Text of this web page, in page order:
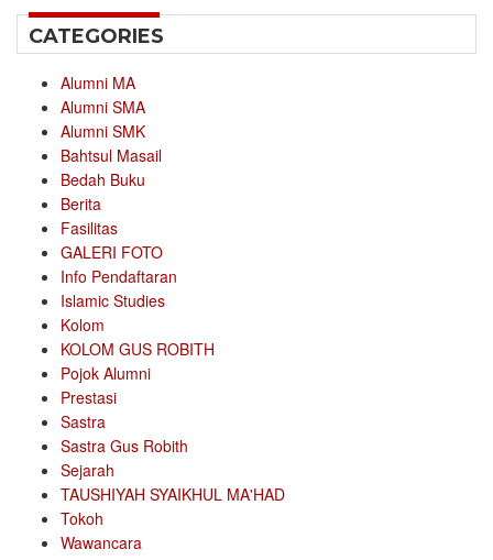
CATEGORIES
Alumni MA
Alumni SMA
Alumni SMK
Bahtsul Masail
Bedah Buku
Berita
Fasilitas
GALERI FOTO
Info Pendaftaran
Islamic Studies
Kolom
KOLOM GUS ROBITH
Pojok Alumni
Prestasi
Sastra
Sastra Gus Robith
Sejarah
TAUSHIYAH SYAIKHUL MA'HAD
Tokoh
Wawancara